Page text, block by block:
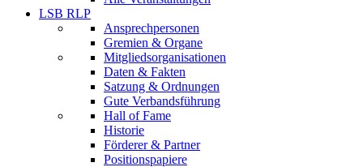
LSB RLP
Ansprechpersonen
Gremien & Organe
Mitgliedsorganisationen
Daten & Fakten
Satzung & Ordnungen
Gute Verbandsführung
Hall of Fame
Historie
Förderer & Partner
Positionspapiere